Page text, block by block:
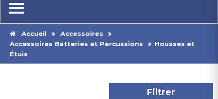
Accueil
Accessoires
Accessoires Batteries et Percussions
Housses et
Étuis
Filtrer